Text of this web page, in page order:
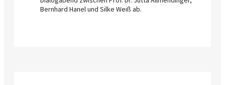
Bernhard Hanel und Silke Weiß ab.